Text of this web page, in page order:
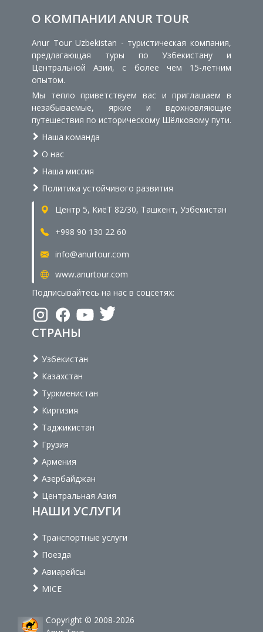
О КОМПАНИИ ANUR TOUR
Anur Tour Uzbekistan - туристическая компания,
предлагающая туры по Узбекистану и
Центральной Азии, с более чем 15-летним
опытом.
Мы тепло приветствуем вас и приглашаем в
незабываемые, яркие и вдохновляющие
путешествия по историческому Шёлковому пути.
Наша команда
О нас
Наша миссия
Политика устойчивого развития
Центр 5, КиёТ 82/30, Ташкент, Узбекистан
+998 90 130 22 60
info@anurtour.com
www.anurtour.com
Подписывайтесь на нас в соцсетях:
СТРАНЫ
Узбекистан
Казахстан
Туркменистан
Киргизия
Таджикистан
Грузия
Армения
Азербайджан
Центральная Азия
НАШИ УСЛУГИ
Транспортные услуги
Поезда
Авиарейсы
MICE
Copyright © 2008-2026